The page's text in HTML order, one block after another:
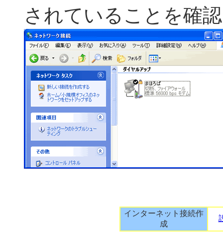
されていることを確
インターネット接続作
成